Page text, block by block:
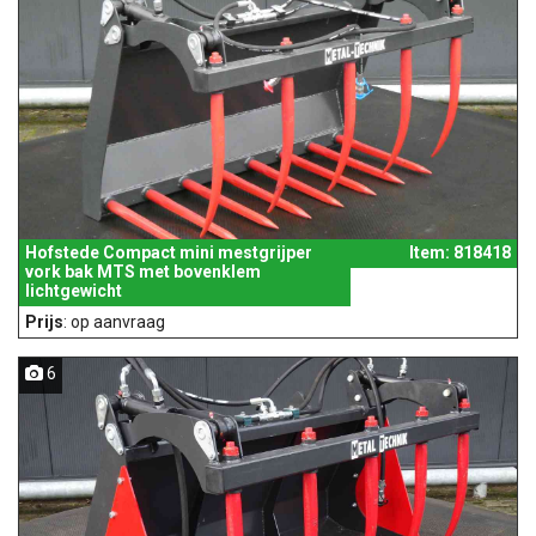
Hofstede Compact mini mestgrijper
vork bak MTS met bovenklem
lichtgewicht
Item: 818418
Prijs: op aanvraag
6